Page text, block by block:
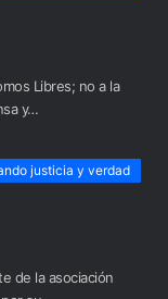
Libres; no a la
y…
justicia y verdad
de la asociación